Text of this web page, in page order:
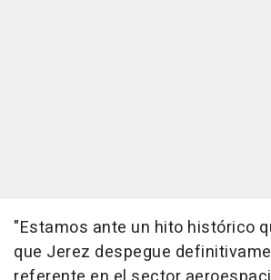
"Estamos ante un hito histórico
que Jerez despegue